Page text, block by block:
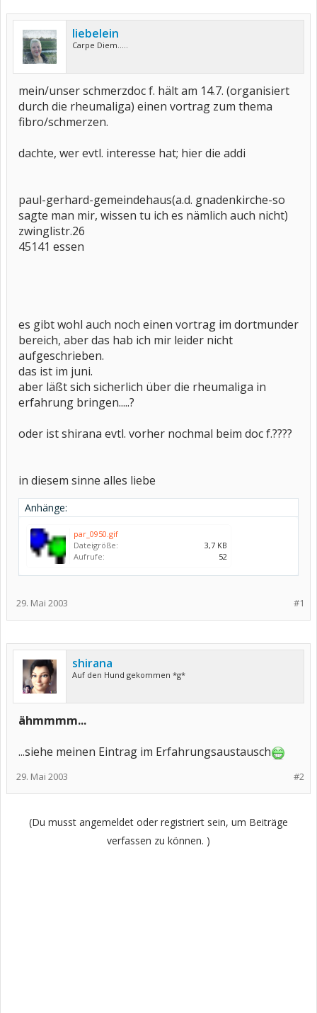
liebelein
Carpe Diem.....
mein/unser schmerzdoc f. hält am 14.7. (organisiert
durch die rheumaliga) einen vortrag zum thema
fibro/schmerzen.
dachte, wer evtl. interesse hat; hier die addi
paul-gerhard-gemeindehaus(a.d. gnadenkirche-so
sagte man mir, wissen tu ich es nämlich auch nicht)
zwinglistr.26
45141 essen
es gibt wohl auch noch einen vortrag im dortmunder
bereich, aber das hab ich mir leider nicht
aufgeschrieben.
das ist im juni.
aber läßt sich sicherlich über die rheumaliga in
erfahrung bringen.....?
oder ist shirana evtl. vorher nochmal beim doc f.????
in diesem sinne alles liebe
Anhänge:
par_0950.gif
Dateigröße:
3,7 KB
Aufrufe:
52
#1
29. Mai 2003
shirana
Auf den Hund gekommen *g*
ähmmmm...
...siehe meinen Eintrag im Erfahrungsaustausch
#2
29. Mai 2003
(Du musst angemeldet oder registriert sein, um Beiträge
verfassen zu können. )